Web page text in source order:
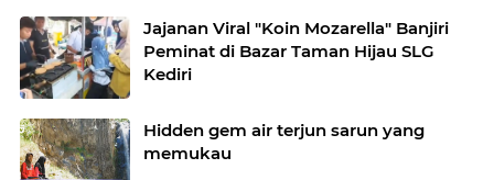
Jajanan Viral "Koin Mozarella" Banjiri
Peminat di Bazar Taman Hijau SLG
Kediri
Hidden gem air terjun sarun yang
memukau